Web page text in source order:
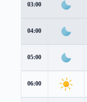
03:00
04:00
05:00
06:00